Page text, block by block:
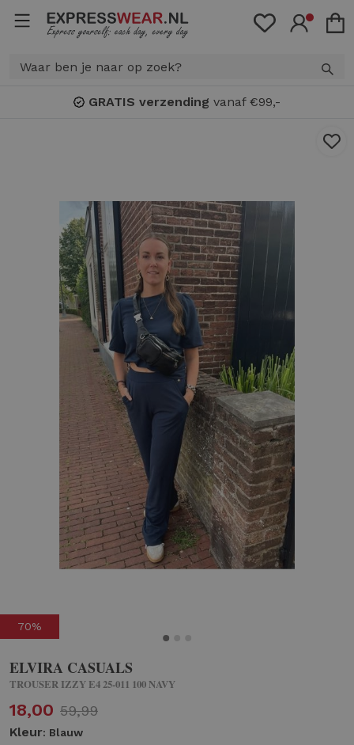
Bonuspunten: spaar voorKORTING!
70%
ELVIRA CASUALS
TROUSER IZZY E4 25-011 100 NAVY
18,00 59,99
Kleur: Blauw